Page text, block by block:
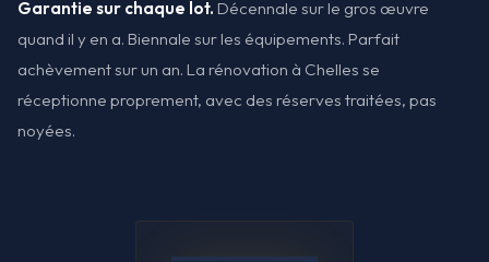
Garantie sur chaque lot. Décennale sur le gros œuvre
quand il y en a. Biennale sur les équipements. Parfait
achèvement sur un an. La rénovation à Chelles se
réceptionne proprement, avec des réserves traitées, pas
noyées.